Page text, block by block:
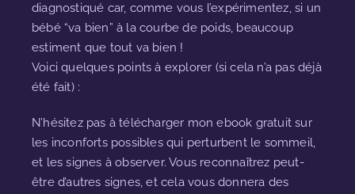
diagnostiqué car, comme vous l’expérimentez, si un
bébé “va bien” à la courbe de poids, beaucoup
estiment que tout va bien !
Voici quelques points à explorer (si cela n’a pas déjà
été fait) :
N’hésitez pas à télécharger mon ebook gratuit sur
les inconforts possibles qui perturbent le sommeil,
et les signes à observer. Vous reconnaîtrez peut-
être d’autres signes, et cela vous donnera des